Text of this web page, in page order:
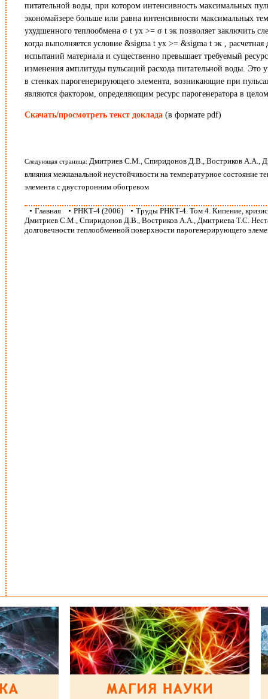
питательной воды, при котором интенсивность максимальных
экономайзере больше или равна интенсивности максимальных
ухудшенного теплообмена σ t ух >= σ t эк позволяет заключить
когда выполняется условие &sigma t ух >= &sigma t эк , расчетная
испытаний материала и существенно превышает требуемый
изменения амплитуды пульсаций расхода питательной воды. Это
в стенках парогенерирующего элемента, возникающие при
являются фактором, определяющим ресурс парогенератора в
Скачать/просмотреть текст доклада (в формате pdf)
Следующая страница: Дмитриев С.М., Спиридонов Д.В., Востриков А.А.,
влияния межканальной неустойчивости на температурное состояние
элемента с двусторонним обогревом
• Главная • РНКТ-4 (2006) • Труды РНКТ-4. Том 4. Кипение,
Дмитриев С.М., Спиридонов Д.В., Востриков А.А., Дмитриева Т.С.
долговечности теплообменной поверхности парогенерирующего